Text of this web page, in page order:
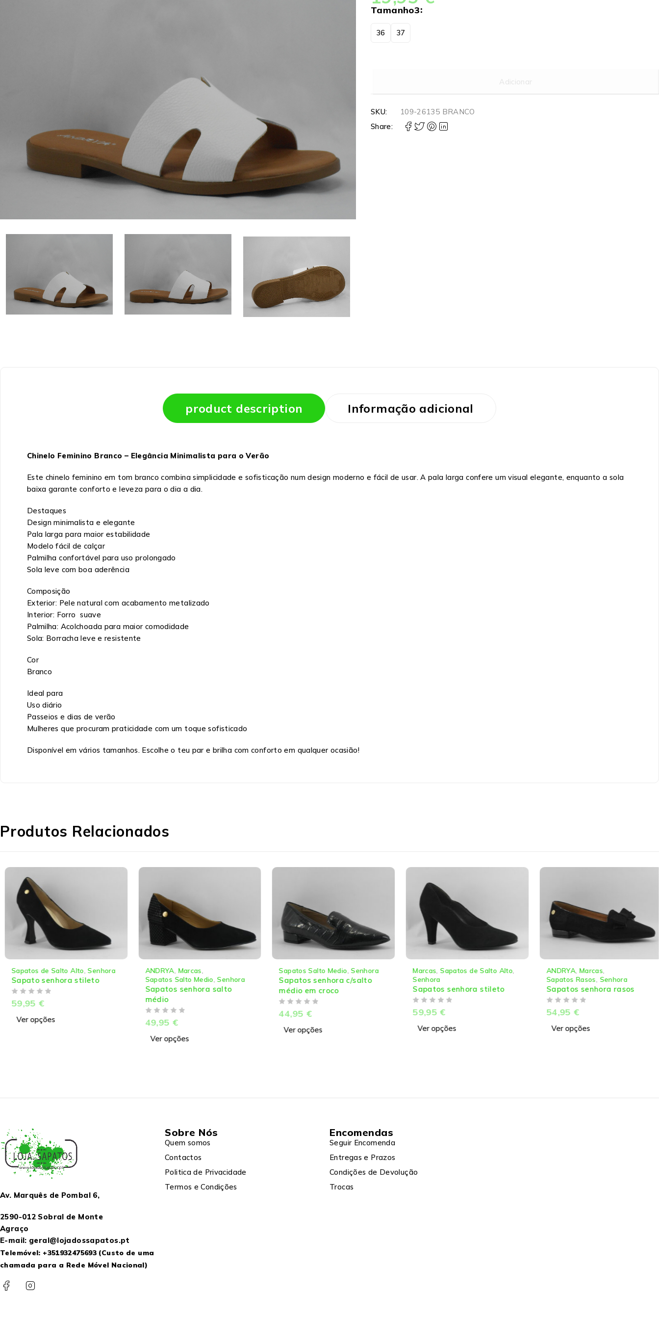
Tamanho3
36 37
Adicionar
SKU:
109-26135 BRANCO
Share:
product description Informação adicional
Chinelo Feminino Branco – Elegância Minimalista para o Verão
Este chinelo feminino em tom branco combina simplicidade e sofisticação num design moderno e fácil de usar. A pala larga confere um visual elegante, enquanto a sola
baixa garante conforto e leveza para o dia a dia.
Destaques
Design minimalista e elegante
Pala larga para maior estabilidade
Modelo fácil de calçar
Palmilha confortável para uso prolongado
Sola leve com boa aderência
Composição
Exterior: Pele natural com acabamento metalizado
Interior: Forro suave
Palmilha: Acolchoada para maior comodidade
Sola: Borracha leve e resistente
Cor
Branco
Ideal para
Uso diário
Passeios e dias de verão
Mulheres que procuram praticidade com um toque sofisticado
Disponível em vários tamanhos. Escolhe o teu par e brilha com conforto em qualquer ocasião!
Produtos Relacionados
Sapatos de Salto Alto, Senhora
Sapato senhora stileto
59,95€
Ver opções
ANDRYA,Marcas,
Sapatos Salto Medio, Senhora
Sapatos senhora salto
médio
49,95€
Ver opções
Sapatos Salto Medio, Senhora
Sapatos senhora c/salto
médio em croco
44,95€
Ver opções
Marcas, Sapatos de Salto Alto,
Senhora
Sapatos senhora stileto
59,95€
Ver opções
ANDRYA,Marcas,
Sapatos Rasos, Senhora
Sapatos senhora rasos
54,95€
Ver opções
Av. Marquês de Pombal 6,
2590-012 Sobral de Monte
Agraço
E-mail: geral@lojadossapatos.pt
Telemóvel: +351932475693 (Custo de uma
chamada para a Rede Móvel Nacional)
Sobre Nós
Quem somos
Contactos
Politica de Privacidade
Termos e Condições
Encomendas
Seguir Encomenda
Entregas e Prazos
Condições de Devolução
Trocas